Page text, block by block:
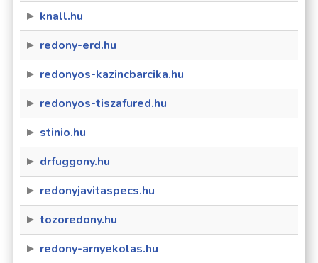
knall.hu
redony-erd.hu
redonyos-kazincbarcika.hu
redonyos-tiszafured.hu
stinio.hu
drfuggony.hu
redonyjavitaspecs.hu
tozoredony.hu
redony-arnyekolas.hu